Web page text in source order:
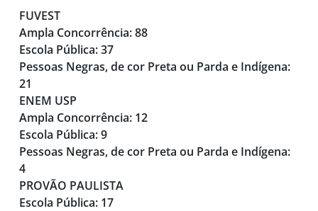
FUVEST
Ampla Concorrência: 88
Escola Pública: 37
Pessoas Negras, de cor Preta ou Parda e Indígena:
21
ENEM USP
Ampla Concorrência: 12
Escola Pública: 9
Pessoas Negras, de cor Preta ou Parda e Indígena:
4
PROVÃO PAULISTA
Escola Pública: 17